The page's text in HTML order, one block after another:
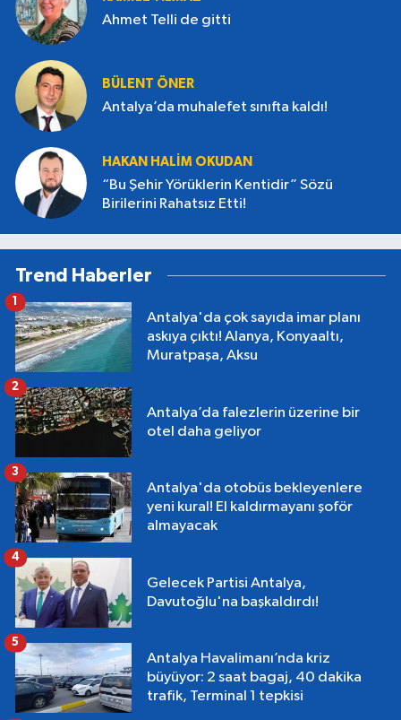
Ahmet Telli de gitti
BÜLENT ÖNER
Antalya’da muhalefet sınıfta kaldı!
HAKAN HALIM OKUDAN
“Bu Şehir Yörüklerin Kentidir” Sözü
Birilerini Rahatsız Etti!
Trend Haberler
Antalya'da çok sayıda imar planı
askıya çıktı! Alanya, Konyaaltı,
Muratpaşa, Aksu
1
Antalya’da falezlerin üzerine bir
otel daha geliyor
2
Antalya'da otobüs bekleyenlere
yeni kural! El kaldırmayanı şoför
almayacak
3
Gelecek Partisi Antalya,
Davutoğlu'na başkaldırdı!
4
Antalya Havalimanı’nda kriz
büyüyor: 2 saat bagaj, 40 dakika
trafik, Terminal 1 tepkisi
5